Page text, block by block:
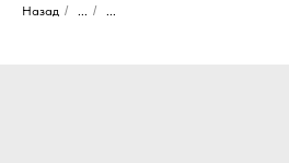
Назад / ... / ...